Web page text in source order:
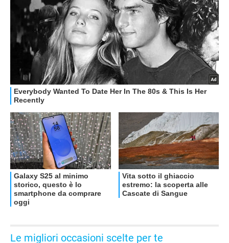
OFFERTE
Le migliori occasioni scelte per te